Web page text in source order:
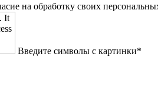
на обработку своих
Введите символы с картинки*